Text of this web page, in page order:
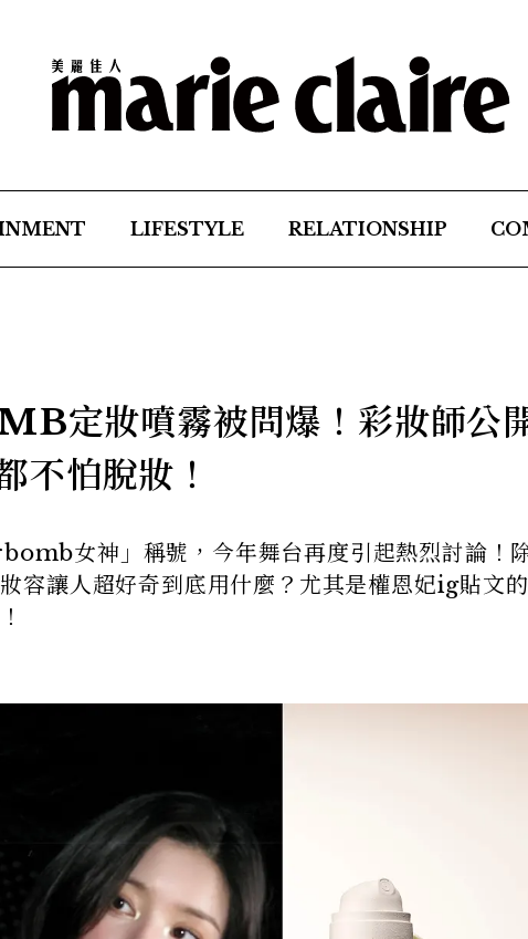
LIFESTYLE RELATIONSHIP
定妝噴霧被問爆！彩妝師公
不怕脫妝！
女神」稱號，今年舞台再度引起熱烈討論！
容讓人超好奇到底用什麼？尤其是權恩妃ig貼文